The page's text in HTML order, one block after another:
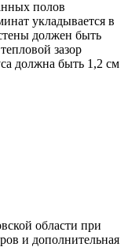
полов
укладывается в
должен быть
зазор
должна быть 1,2 см
области при
и дополнительная